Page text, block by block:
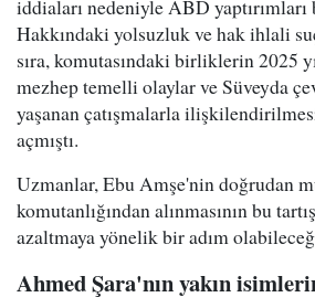
iddiaları nedeniyle ABD yaptırımları
Hakkındaki yolsuzluk ve hak ihlali
sıra, komutasındaki birliklerin 2025
mezhep temelli olaylar ve Süveyda
yaşanan çatışmalarla
açmıştı.
Uzmanlar, Ebu Amşe'nin doğrudan
komutanlığından alınmasının bu
azaltmaya yönelik bir adım
Ahmed Şara'nın yakın